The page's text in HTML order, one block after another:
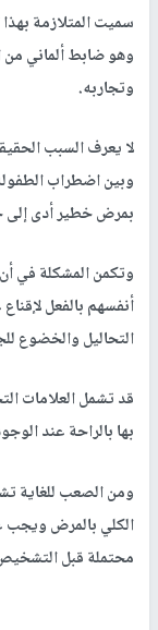
سميت المتلازمة
وهو ضابط ألماني
وتجاربه.
لا يعرف السبب
وبين اضطراب
بمرض خطير أدى إلى
وتكمن المشكلة في
أنفسهم بالفعل
التحاليل والخضوع
قد تشمل العلامات
بها بالراحة عند
ومن الصعب للغاية
الكلي بالمرض ويجب
محتملة قبل